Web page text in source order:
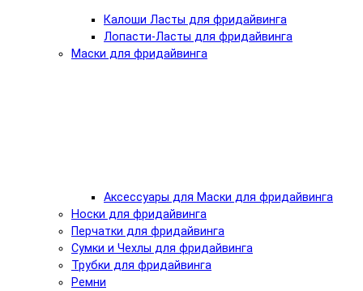
Калоши Ласты для фридайвинга
Лопасти-Ласты для фридайвинга
Маски для фридайвинга
Аксессуары для Маски для фридайвинга
Носки для фридайвинга
Перчатки для фридайвинга
Сумки и Чехлы для фридайвинга
Трубки для фридайвинга
Ремни